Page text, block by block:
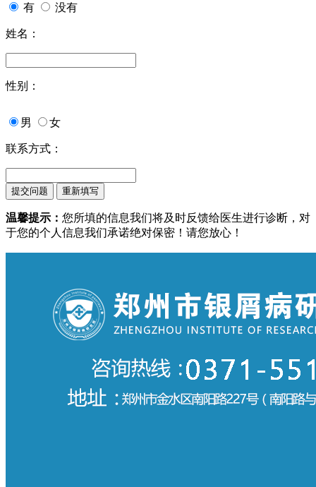
有 没有
姓名：
性别：
男 女
联系方式：
温馨提示： 您所填的信息我们将及时反馈给医生进行诊断，对
于您的个人信息我们承诺绝对保密！请您放心！